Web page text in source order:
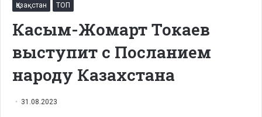
Қазақстан ТОП
Касым-Жомарт Токаев
выступит с Посланием
народу Казахстана
31.08.2023